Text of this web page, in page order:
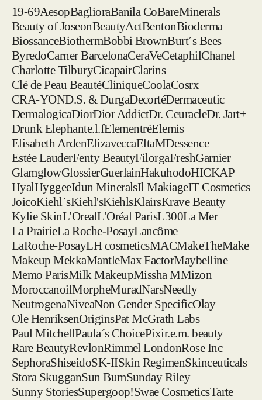
19-69AesopBaglioraBanila CoBareMinerals
Beauty of JoseonBeautyActBentonBioderma
BiossanceBiothermBobbi BrownBurt´s Bees
ByredoCarner BarcelonaCeraVeCetaphilChanel
Charlotte TilburyCicapairClarins
Clé de Peau BeautéCliniqueCoolaCosrx
CRA-YOND.S. & DurgaDecortéDermaceutic
DermalogicaDiorDior AddictDr. CeuracleDr. Jart+
Drunk Elephante.l.fElementréElemis
Elisabeth ArdenElizaveccaEltaMDessence
Estée LauderFenty BeautyFilorgaFreshGarnier
GlamglowGlossierGuerlainHakuhodoHICKAP
HyalHyggeeIdun MineralsIl MakiageIT Cosmetics
JoicoKiehl´sKiehl'sKiehlsKlairsKrave Beauty
Kylie SkinL'OrealL'Oréal ParisL300La Mer
La PrairieLa Roche-PosayLancôme
LaRoche-PosayLH cosmeticsMACMakeTheMake
Makeup MekkaMantleMax FactorMaybelline
Memo ParisMilk MakeupMissha MMizon
MoroccanoilMorpheMuradNarsNeedly
NeutrogenaNiveaNon Gender SpecificOlay
Ole HenriksenOriginsPat McGrath Labs
Paul MitchellPaula´s ChoicePixir.e.m. beauty
Rare BeautyRevlonRimmel LondonRose Inc
SephoraShiseidoSK-IISkin RegimenSkinceuticals
Stora SkugganSun BumSunday Riley
Sunny StoriesSupergoop!Swae CosmeticsTarte